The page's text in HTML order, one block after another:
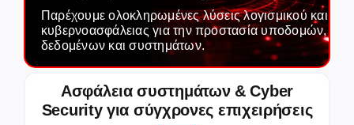
Insights
GET IN TOUCH
Παρέχουμε ολοκληρωμένες λύσεις λογισμικού και
κυβερνοασφάλειας για την προστασία υποδομών,
δεδομένων και συστημάτων.
Ασφάλεια συστημάτων & Cyber
Security για σύγχρονες επιχειρήσεις